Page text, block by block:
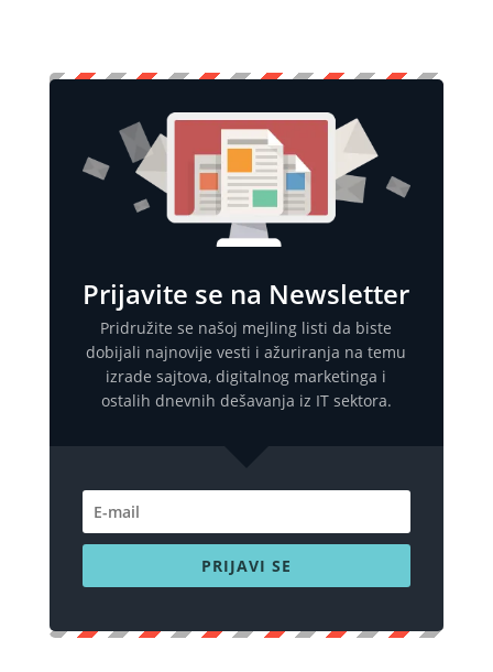
Prijavite se na Newsletter
Pridružite se našoj mejling listi da biste
dobijali najnovije vesti i ažuriranja na temu
izrade sajtova, digitalnog marketinga i
ostalih dnevnih dešavanja iz IT sektora.
PRIJAVI SE